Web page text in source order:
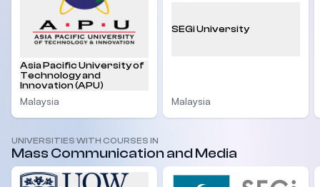
Asia Pacific University of
Technology and
Innovation (APU)
Malaysia
SEGi University
Malaysia
UNIVERSITIES WITH COURSES IN
Mass Communication and Media